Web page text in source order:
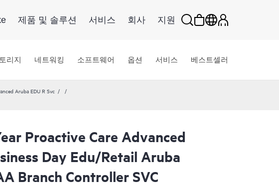
제품 및 솔루션 서비스 회사 지원
리지 네트워킹 소프트웨어 옵션 서비스 베스트셀러
Aruba EDU R Svc
Proactive Care Advanced
Day Edu/Retail Aruba
Branch Controller SVC